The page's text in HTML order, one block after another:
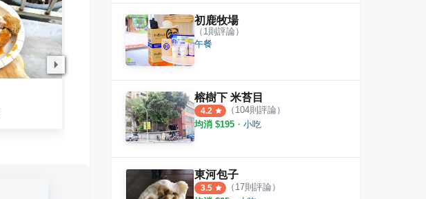
福原豆腐店
51則評論
悟饕池上飯包文化故事館
3.5 ·13
初鹿牧場
（ 1 則評論）
午餐
榕樹下 米苔目
4.2 （ 104則評論）
均消 $195 ・ 小吃
東河包子
3.5 （ 17則評論）